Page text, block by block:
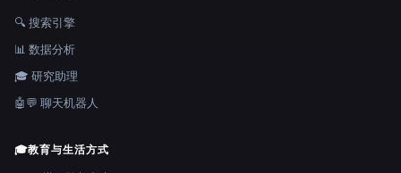
🔍 搜索引擎
📊 数据分析
🎓 研究助理
🤖💬 聊天机器人
🎓教育与生活方式